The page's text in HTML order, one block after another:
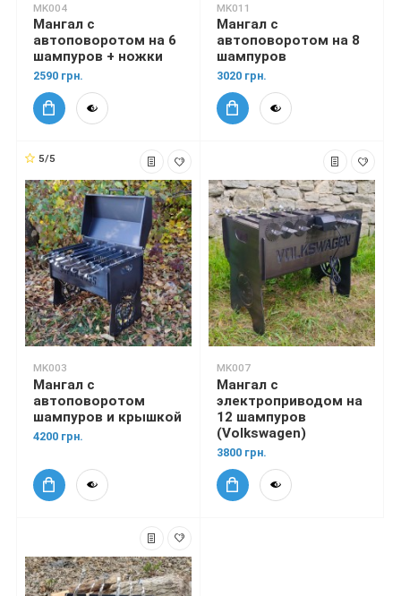
MK004
Мангал с
автоповоротом на 6
шампуров + ножки
2590 грн.
MK011
Мангал с
автоповоротом на 8
шампуров
3020 грн.
5/5
MK003
Мангал с
автоповоротом
шампуров и крышкой
4200 грн.
MK007
Мангал с
электроприводом на
12 шампуров
(Volkswagen)
3800 грн.